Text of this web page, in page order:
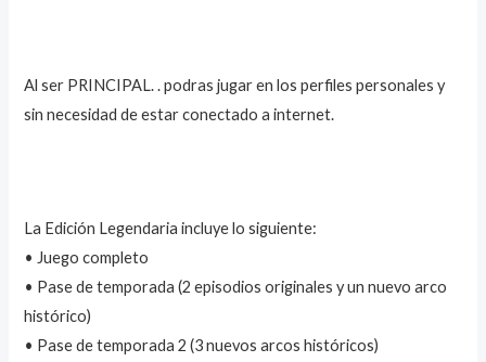
Al ser PRINCIPAL. . podras jugar en los perfiles personales y
sin necesidad de estar conectado a internet.
La Edición Legendaria incluye lo siguiente:
• Juego completo
• Pase de temporada (2 episodios originales y un nuevo arco
histórico)
• Pase de temporada 2 (3 nuevos arcos históricos)